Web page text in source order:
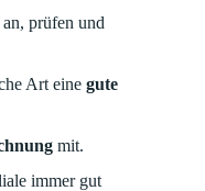
an, prüfen und
Art einegute
mit.
immer gut